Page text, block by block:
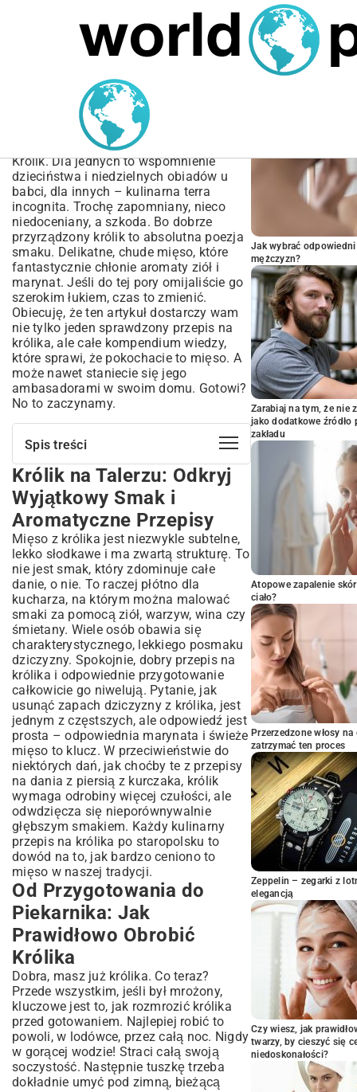
MARIUSZ ŁAMAGA 04.10.2025
Przepis na Królika:
Najlepsze Dania, Porady i
Sekrety Kucharzy
Królik. Dla jednych to wspomnienie
dzieciństwa i niedzielnych obiadów u
babci, dla innych – kulinarna terra
incognita. Trochę zapomniany, nieco
niedoceniany, a szkoda. Bo dobrze
przyrządzony królik to absolutna poezja
smaku. Delikatne, chude mięso, które
fantastycznie chłonie aromaty ziół i
marynat. Jeśli do tej pory omijaliście go
szerokim łukiem, czas to zmienić.
Obiecuję, że ten artykuł dostarczy wam
nie tylko jeden sprawdzony przepis na
królika, ale całe kompendium wiedzy,
które sprawi, że pokochacie to mięso. A
może nawet staniecie się jego
ambasadorami w swoim domu. Gotowi?
No to zaczynamy.
Spis treści
Królik na Talerzu: Odkryj Wyjątkowy
Smak i Aromatyczne Przepisy
Od Przygotowania do Piekarnika: Jak
Prawidłowo Obrobić Królika
Wybór Idealnego Królika: Na Co Zwrócić
Uwagę?
Tajniki Marynowania: Sekret Soczystego
Królika
Najlepsze Przepisy na Królika: Tradycja i
Nowoczesność
Królik w Śmietanie: Klasyka Polskiej
Kuchni
Królik Pieczony z Warzywami: Prosto i
Aromatycznie
Gulasz z Królika: Rozgrzewająca
Potrawa na Zimne Dni
Królik Duszony w Sosie Własnym:
Delikatność Smaku
Dodatki i Towarzysze: Co Podać do
Królika?
Idealne Warzywa do Królika:
Kompozycje Smakowe
Wina, Które Podkreślą Smak Królika
Sekrety Mistrzów Kuchni: Jak
Przygotować Królika Perfekcyjnie
Jak Uniknąć Wysuszenia Mięsa Królika?
Zioła i Przyprawy: Esencja Smaku
Królika
Królik w Diecie: Zdrowotne Aspekty
Mięsa Króliczego
Podsumowanie: Królik – Król Kuchni?
Królik na Talerzu: Odkryj
Wyjątkowy Smak i
Aromatyczne Przepisy
Mięso z królika jest niezwykle subtelne,
lekko słodkawe i ma zwartą strukturę. To
nie jest smak, który zdominuje całe
danie, o nie. To raczej płótno dla
kucharza, na którym można malować
smaki za pomocą ziół, warzyw, wina czy
śmietany. Wiele osób obawia się
charakterystycznego, lekkiego posmaku
dziczyzny. Spokojnie, dobry przepis na
królika i odpowiednie przygotowanie
całkowicie go niwelują. Pytanie, jak
usunąć zapach dziczyzny z królika, jest
jednym z częstszych, ale odpowiedź jest
prosta – odpowiednia marynata i świeże
mięso to klucz. W przeciwieństwie do
niektórych dań, jak choćby te z przepisy
na dania z piersią z kurczaka, królik
wymaga odrobiny więcej czułości, ale
odwdzięcza się nieporównywalnie
głębszym smakiem. Każdy kulinarny
przepis na królika po staropolsku to
dowód na to, jak bardzo ceniono to
mięso w naszej tradycji.
Od Przygotowania do
Piekarnika: Jak
Prawidłowo Obrobić
Królika
Dobra, masz już królika. Co teraz?
Przede wszystkim, jeśli był mrożony,
kluczowe jest to, jak rozmrozić królika
przed gotowaniem. Najlepiej robić to
powoli, w lodówce, przez całą noc. Nigdy
w gorącej wodzie! Straci całą swoją
soczystość. Następnie tuszkę trzeba
dokładnie umyć pod zimną, bieżącą
Jak wybrać
mężczyzn?
Zarabiaj na tym, że nie
jako dodatkowe
zakładu
Atopowe zapalenie
ciało?
Przerzedzone włosy
zatrzymać ten proces
Zeppelin – zegarki z
elegancją
Czy wiesz, jak
twarzy, by cieszyć się
niedoskonałości?